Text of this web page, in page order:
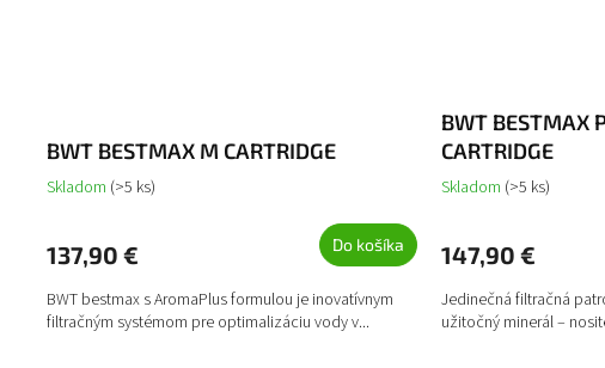
BWT BESTMAX M CARTRIDGE
Skladom (>5 ks)
137,90 € Do košíka
BWT bestmax s AromaPlus formulou je inovatívnym
filtračným systémom pre optimalizáciu vody v...
BWT BESTMAX
CARTRIDGE
Skladom (>5 ks)
147,90 €
Jedinečná filtračná
užitočný minerál –